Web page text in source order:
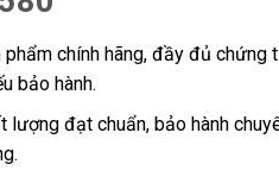
phẩm chính hãng, đầy đủ chứng
bảo hành.
lượng đạt chuẩn, bảo hành